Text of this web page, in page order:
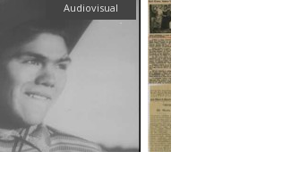
Audiovisual